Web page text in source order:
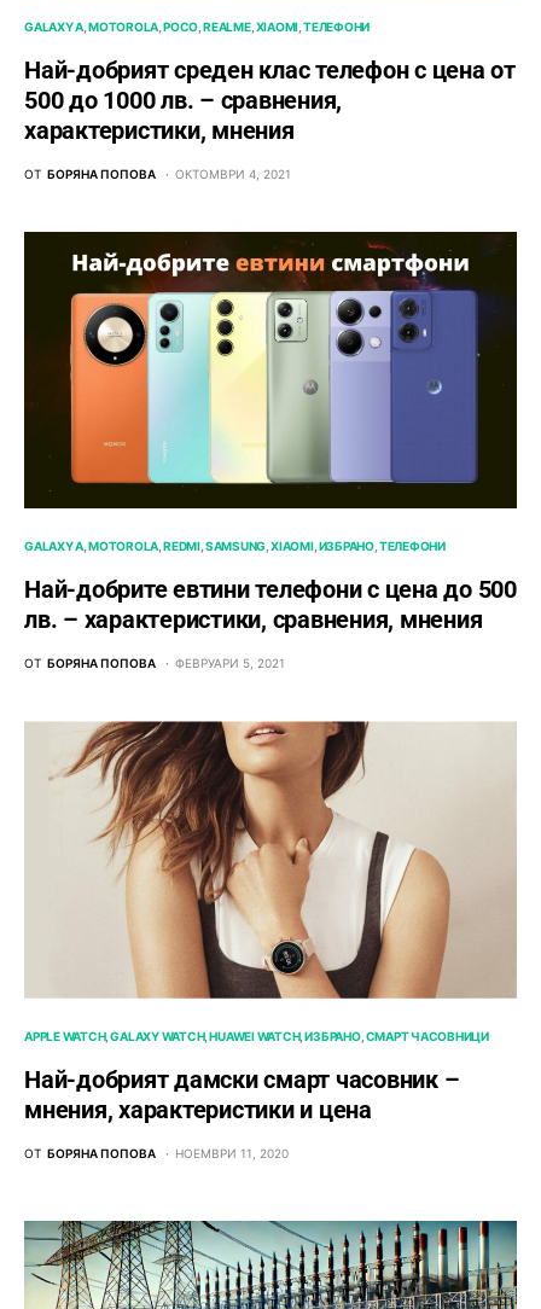
GALAXY A MOTOROLA POCO REALME XIAOMI ТЕЛЕФОНИ
Най-добрият среден клас телефон с цена от
500 до 1000 лв. – сравнения,
характеристики, мнения
ОТ БОРЯНА ПОПОВА ОКТОМВРИ 4, 2021
GALAXY A MOTOROLA REDMI SAMSUNG XIAOMI ИЗБРАНО ТЕЛЕФОНИ
Най-добрите евтини телефони с ценa до 500
лв. – характeристики, сравнения, мнения
ОТ БОРЯНА ПОПОВА ФЕВРУАРИ 5, 2021
APPLE WATCH GALAXY WATCH HUAWEI WATCH ИЗБРАНО СМАРТ ЧАСОВНИЦИ
Най-добрият дамски смарт часовник –
мнения, характеристики и цена
ОТ БОРЯНА ПОПОВА НОЕМВРИ 11, 2020